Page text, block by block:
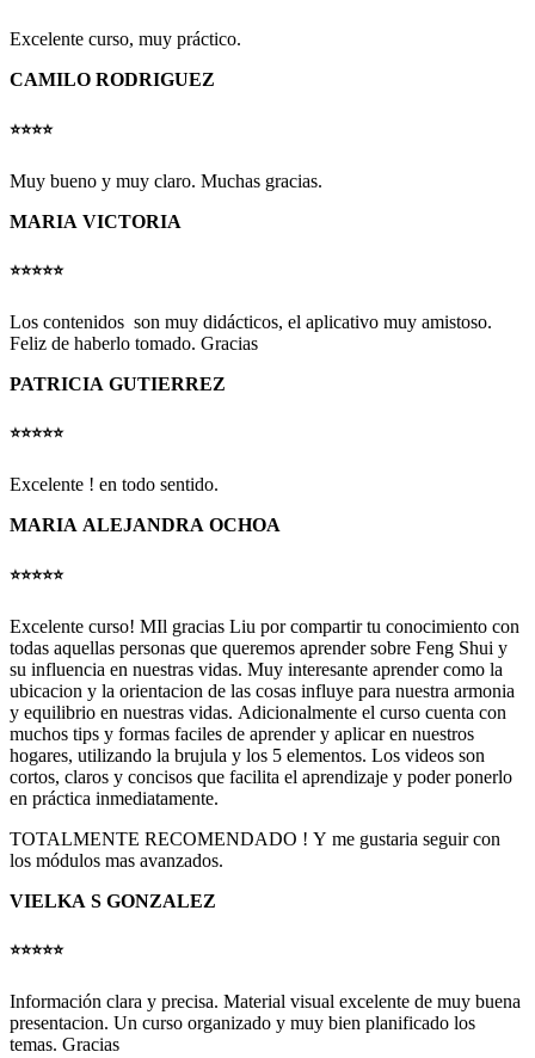
Excelente curso, muy práctico.
CAMILO RODRIGUEZ
⭐️⭐️⭐️⭐️
Muy bueno y muy claro. Muchas gracias.
MARIA VICTORIA
⭐️⭐️⭐️⭐️⭐️
Los contenidos son muy didácticos, el aplicativo muy amistoso.
Feliz de haberlo tomado. Gracias
PATRICIA GUTIERREZ
⭐️⭐️⭐️⭐️⭐️
Excelente ! en todo sentido.
MARIA ALEJANDRA OCHOA
⭐️⭐️⭐️⭐️⭐️
Excelente curso! MIl gracias Liu por compartir tu conocimiento con
todas aquellas personas que queremos aprender sobre Feng Shui y
su influencia en nuestras vidas. Muy interesante aprender como la
ubicacion y la orientacion de las cosas influye para nuestra armonia
y equilibrio en nuestras vidas. Adicionalmente el curso cuenta con
muchos tips y formas faciles de aprender y aplicar en nuestros
hogares, utilizando la brujula y los 5 elementos. Los videos son
cortos, claros y concisos que facilita el aprendizaje y poder ponerlo
en práctica inmediatamente.
TOTALMENTE RECOMENDADO ! Y me gustaria seguir con
los módulos mas avanzados.
VIELKA S GONZALEZ
⭐️⭐️⭐️⭐️⭐️
Información clara y precisa. Material visual excelente de muy buena
presentacion. Un curso organizado y muy bien planificado los
temas. Gracias